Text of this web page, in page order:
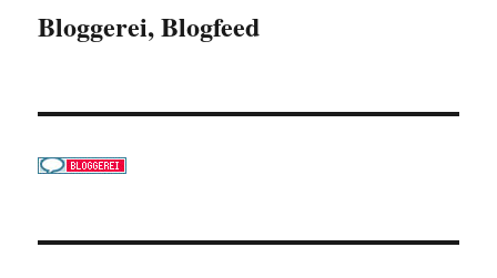
Bloggerei, Blogfeed